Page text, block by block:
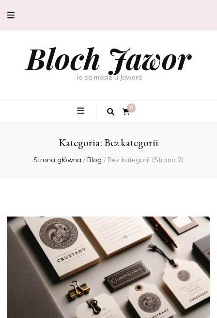
Bloch Jawor
To są meble u Jawora
0
Kategoria:Bez kategorii
Strona główna / Blog / Bez kategorii (Strona 2)